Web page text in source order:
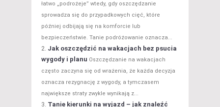
łatwo „podrożeje” wtedy, gdy oszczędzanie
sprowadza się do przypadkowych cięć, które
później odbijają się na komforcie lub
bezpieczeństwie. Tanie podróżowanie oznacza...
Jak oszczędzić na wakacjach bez psucia
wygody i planu Oszczędzanie na wakacjach
często zaczyna się od wrażenia, że każda decyzja
oznacza rezygnację z wygody, a tymczasem
największe straty zwykle wynikają z...
Tanie kierunki na wyjazd – jak znaleźć